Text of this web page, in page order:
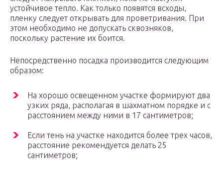
устойчивое тепло. Как только появятся всходы,
пленку следует открывать для проветривания. При
этом необходимо не допускать сквозняков,
поскольку растение их боится.
Непосредственно посадка производится следующим
образом:
На хорошо освещенном участке формируют два
узких ряда, располагая в шахматном порядке и с
расстоянием между ними в 17 сантиметров;
Если тень на участке находится более трех часов,
расстояние рекомендуется делать 25
сантиметров;